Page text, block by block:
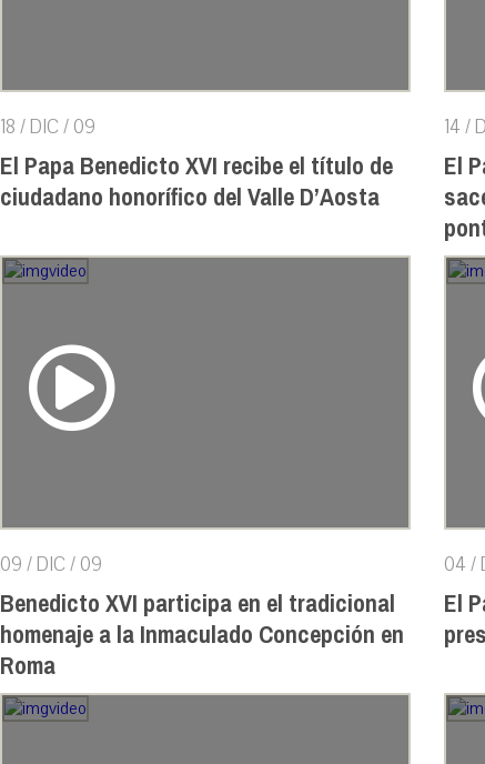
18 / DIC / 09
El Papa Benedicto XVI recibe el título de
ciudadano honorífico del Valle D’Aosta
14 /
El
09 / DIC / 09
Benedicto XVI participa en el tradicional
homenaje a la Inmaculado Concepción en
Roma
04 /
El